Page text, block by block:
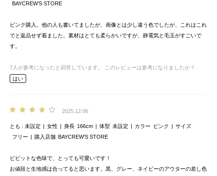
BAYCREW’S STORE
ピンク購入。他の人も書いてましたが、画像とは少し違う色でしたが、これはこれ
でと返品せず着ました。素材はとても柔らかいですが、静電気と毛玉がすごいで
す。
7 人が参考になったと回答しています。
このレビューは参考になりましたか？
はい
2025.12.06
とも 未設定 女性 身長 166cm 体型 未設定 カラー ピンク
サイズ
フリー
購入店舗 BAYCREW’S STORE
ビビットな色味で、とっても可愛いです！
お値段と生地感は合ってると思います。黒、グレー、ネイビーのアウターの差し色